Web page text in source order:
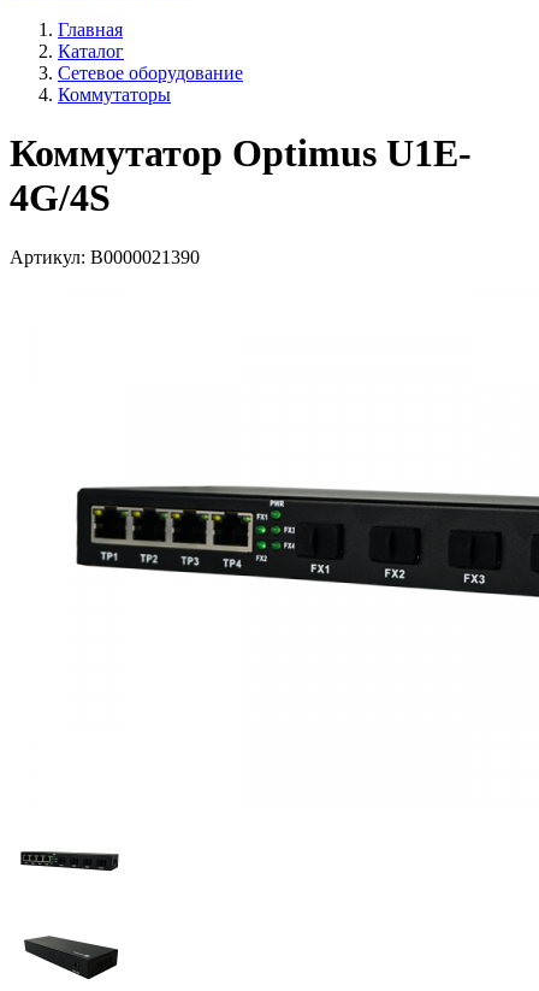
Главная
Каталог
Сетевое оборудование
Коммутаторы
Коммутатор Optimus U1E-
4G/4S
Артикул: В0000021390